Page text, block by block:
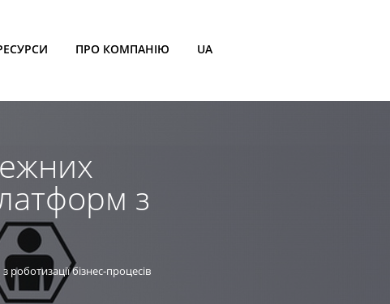
ПРО КОМПАНІЮ UA
з
бізнес-процесів